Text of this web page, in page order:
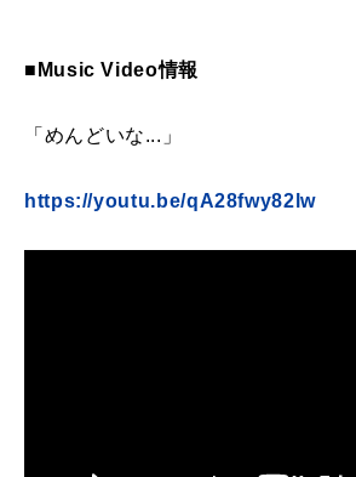
■Music Video情報
「めんどいな...」
https://youtu.be/qA28fwy82lw